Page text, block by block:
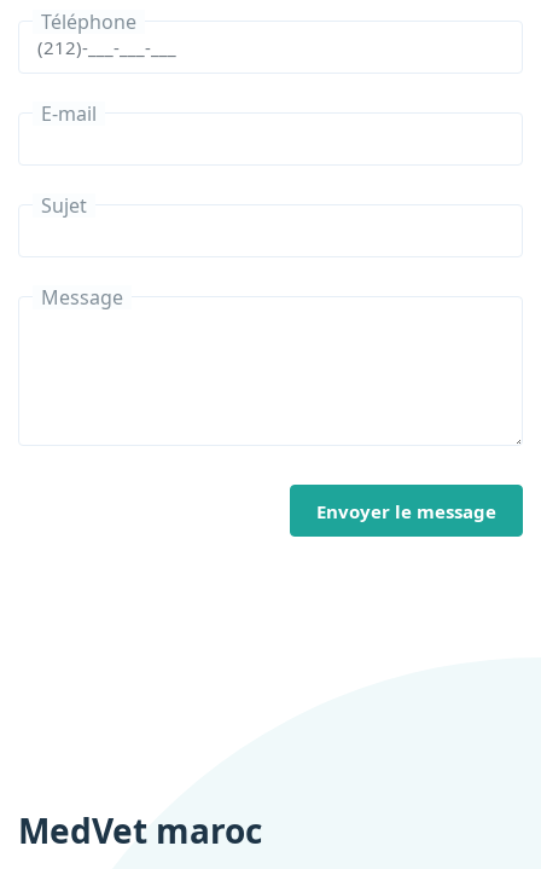
Téléphone
E-mail
Sujet
Message
Envoyer le message
MedVet maroc